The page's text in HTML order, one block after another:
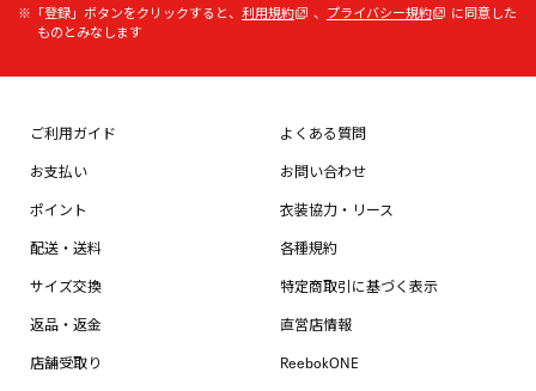
※「登録」ボタンをクリックすると、 利用規約 、 プライバシー規約
に同意した
ものとみなします
ご利用ガイド
お支払い
ポイント
配送・送料
サイズ交換
返品・返金
店舗受取り
よくある質問
お問い合わせ
衣装協力・リース
各種規約
特定商取引に基づく表示
直営店情報
ReebokONE